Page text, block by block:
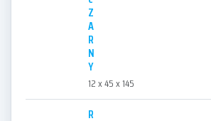
Z
A
R
N
Y
12 x 45 x 145
R